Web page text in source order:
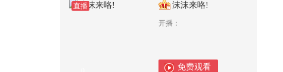
直播 沫沫来咯!
开播：
免费观看